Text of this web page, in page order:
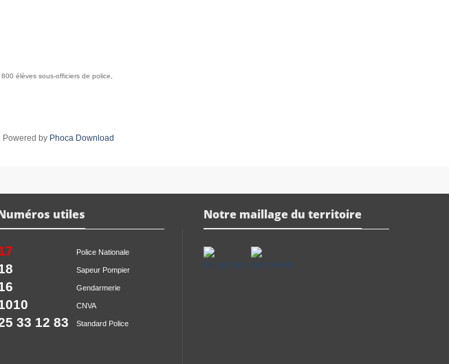
élèves sous-officiers de police,
Powered by Phoca Download
utiles
Police Nationale
Sapeur Pompier
Gendarmerie
CNVA
33 12 83 Standard Police
Notre maillage du territoire